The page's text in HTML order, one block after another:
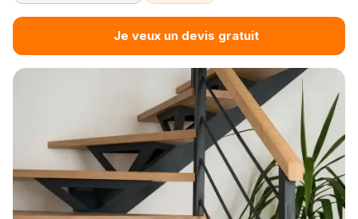
Je veux un devis gratuit